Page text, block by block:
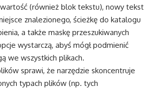
(również blok tekstu), nowy tekst
znalezionego, ścieżkę do katalogu
a także maskę przeszukiwanych
wystarczą, abyś mógł podmienić
we wszystkich plikach.
sprawi, że narzędzie skoncentruje
typach plików (np. tych